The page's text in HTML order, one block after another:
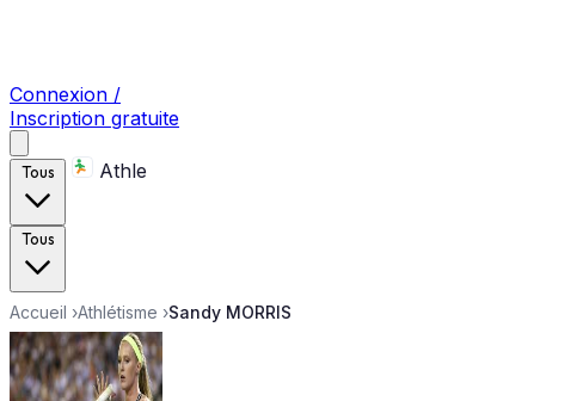
Connexion /
Inscription gratuite
Tous Athle
Tous
Accueil ›Athlétisme ›Sandy MORRIS